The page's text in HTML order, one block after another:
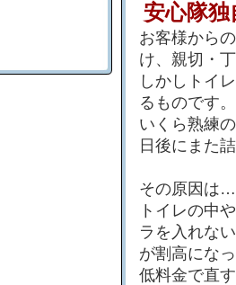
安心隊
お客様から
け、親切・
しかしトイ
るものです。
いくら熟練
日後にまた
その原因は
トイレの中
ラを入れな
が割高にな
低料金で直